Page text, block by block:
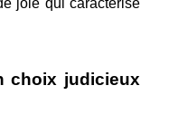
joie qui caractérise
choix judicieux